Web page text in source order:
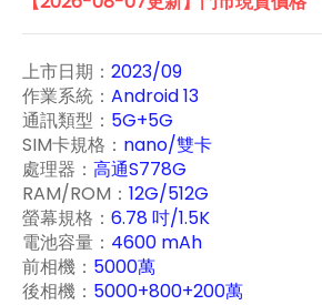
上市日期： 2023/09
作業系統： Android 13
通訊類型： 5G+5G
SIM卡規格： nano/雙卡
處理器： 高通S778G
RAM/ROM： 12G/512G
螢幕規格： 6.78 吋/1.5K
電池容量： 4600 mAh
前相機： 5000萬
後相機： 5000+800+200萬